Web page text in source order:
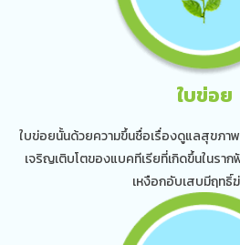
ใบข่อย
ใบข่อยนั้นด้วยความขึ้นชื่อเรื่องดูแลสุขภา
เจริญเติบโตของแบคทีเรียที่เกิดขึ้นในราก
เหงือกอับเสบมีฤทธิ์ฆ่